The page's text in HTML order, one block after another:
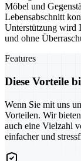
Möbel und
Lebensabschnitt
Unterstützung wird
und ohne
Features
Diese Vorteile
Wenn Sie mit uns
Vorteilen. Wir
auch eine Vielzahl
einfacher und